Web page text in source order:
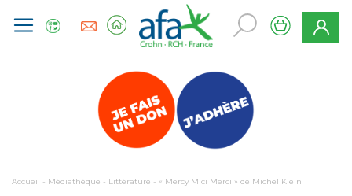
Accueil - Médiathèque - Littérature - « Mercy Mici Merci » de Michel Klein